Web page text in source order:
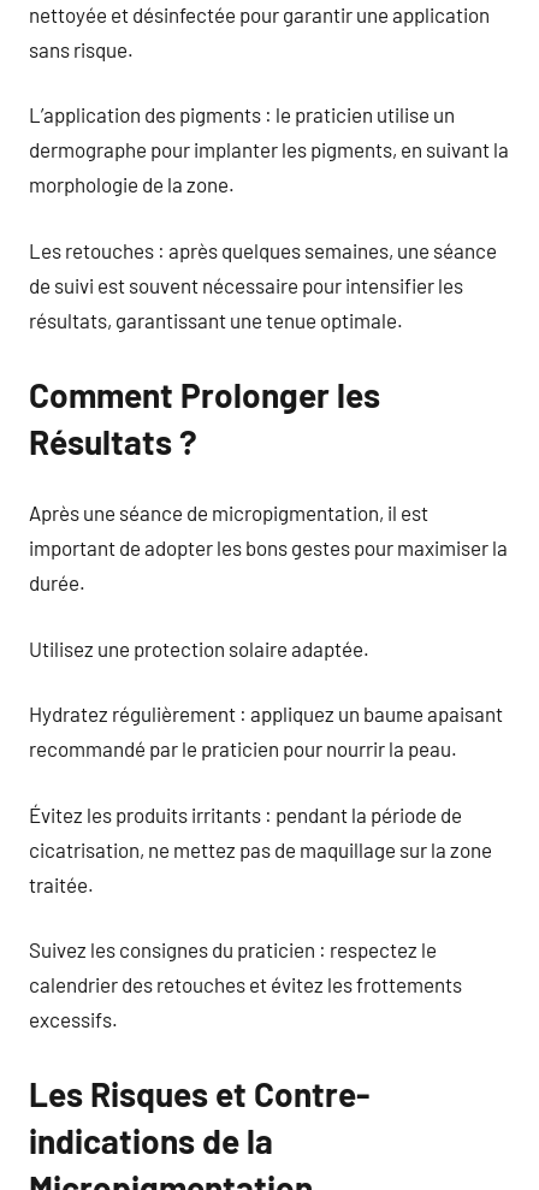
nettoyée et désinfectée pour garantir une application
sans risque.
L’application des pigments : le praticien utilise un
dermographe pour implanter les pigments, en suivant la
morphologie de la zone.
Les retouches : après quelques semaines, une séance
de suivi est souvent nécessaire pour intensifier les
résultats, garantissant une tenue optimale.
Comment Prolonger les
Résultats ?
Après une séance de micropigmentation, il est
important de adopter les bons gestes pour maximiser la
durée.
Utilisez une protection solaire adaptée.
Hydratez régulièrement : appliquez un baume apaisant
recommandé par le praticien pour nourrir la peau.
Évitez les produits irritants : pendant la période de
cicatrisation, ne mettez pas de maquillage sur la zone
traitée.
Suivez les consignes du praticien : respectez le
calendrier des retouches et évitez les frottements
excessifs.
Les Risques et Contre-
indications de la